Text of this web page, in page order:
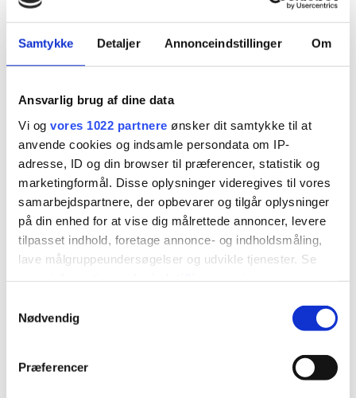
Samtykke Detaljer Annonceindstillinger Om
Ansvarlig brug af dine data
Vi og vores 1022 partnere ønsker dit samtykke til at
anvende cookies og indsamle persondata om IP-
adresse, ID og din browser til præferencer, statistik og
marketingformål. Disse oplysninger videregives til vores
samarbejdspartnere, der opbevarer og tilgår oplysninger
på din enhed for at vise dig målrettede annoncer, levere
tilpasset indhold, foretage annonce- og indholdsmåling,
lave målgruppeundersøgelser og udvikle tjenester. Se
tilbage eller ændre indstillinger fra vores
"Cookiedeklaration", eller ved at trykke på "Privacy
Nødvendig
Præferencer
CHOKOLADECREME
SALAT
Med sæsonens friske grøntsager
og bælgfrugter
GRØNTSAGSSTÆNGER
med hummus lavet af danske
bælgfrugter
.. . BRUNCHBUFFET MED
DRIKKEVARER / 09.30 – 14:00
275
TE
ÆBLEMOST FRA MARIENDAL